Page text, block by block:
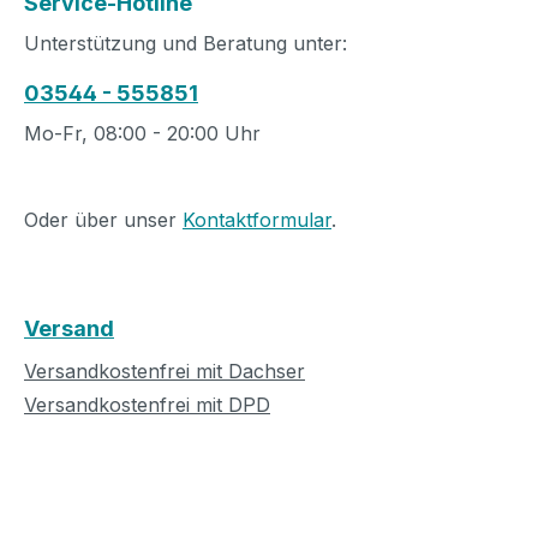
Unterstützung und Beratung unter:
03544 - 555851
Mo-Fr, 08:00 - 20:00 Uhr
Oder über unser Kontaktformular.
Versand
Versandkostenfrei mit Dachser
Versandkostenfrei mit DPD